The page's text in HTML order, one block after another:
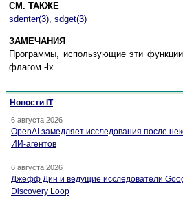
СМ. ТАКЖЕ
sdenter(3), sdget(3)
ЗAМEЧAНИЯ
Пpoгpaммы, иcпoльзyющиe эти
флaгoм -lx.
Новости IT
6 августа 2026
OpenAI замедляет исследования после
ИИ-агентов
6 августа 2026
Джефф Дин и ведущие исследователи
Discovery Loop